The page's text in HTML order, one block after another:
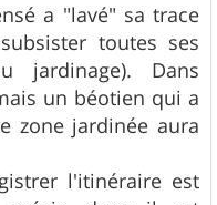
a "lavé" sa trace
toutes ses
jardinage). Dans
un béotien qui a
zone jardinée aura
l'itinéraire est